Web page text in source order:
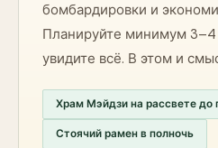
бомбардировки и
Планируйте минимум 3–4
увидите всё. В этом и
Храм Мэйдзи на рассвете до
Стоячий рамен в полночь